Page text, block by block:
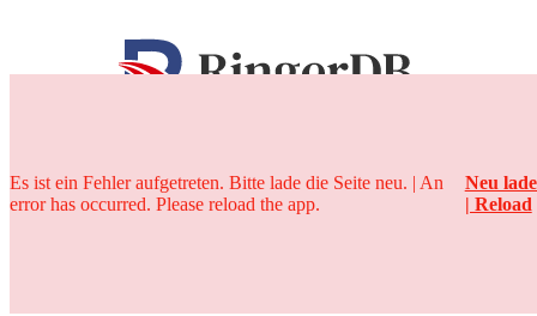
25 Jahre
Es ist ein Fehler aufgetreten. Bitte lade die Seite neu. | An
error has occurred. Please reload the app.
Neu
| Reload